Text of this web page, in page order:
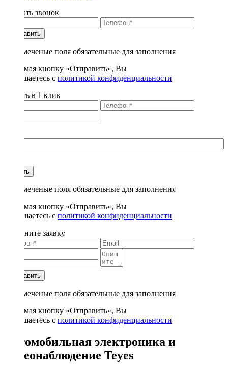
Заказать звонок
Отправить
* - отмеченые поля обязательные для заполнения
Нажимая кнопку «Отправить», Вы
соглашаетесь с политикой конфиденциальности
Купить в 1 клик
Купить
* - отмеченые поля обязательные для заполнения
Нажимая кнопку «Отправить», Вы
соглашаетесь с политикой конфиденциальности
Заполните заявку
Отправить
* - отмеченые поля обязательные для заполнения
Нажимая кнопку «Отправить», Вы
соглашаетесь с политикой конфиденциальности
Автомобильная электроника и
видеонаблюдение Teyes